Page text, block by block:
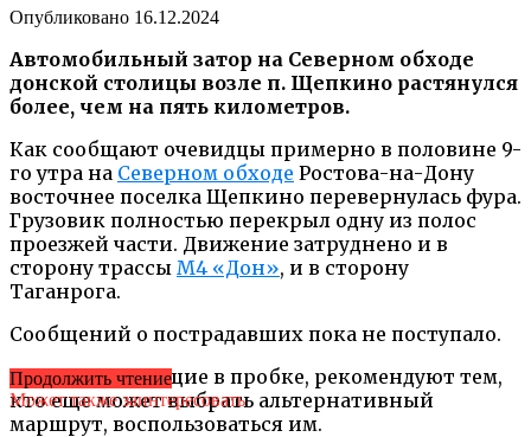
Опубликовано 16.12.2024
Автомобильный затор на Северном обходе
донской столицы возле п. Щепкино растянулся
более, чем на пять километров.
Как сообщают очевидцы примерно в половине 9-
го утра на Северном обходе Ростова-на-Дону
восточнее поселка Щепкино перевернулась фура.
Грузовик полностью перекрыл одну из полос
проезжей части. Движение затруднено и в
сторону трассы М4 «Дон», и в сторону
Таганрога.
Сообщений о пострадавших пока не поступало.
Водители, стоящие в пробке, рекомендуют тем,
кто еще может выбрать альтернативный
маршрут, воспользоваться им.
Продолжить чтение
Может также заинтересовать